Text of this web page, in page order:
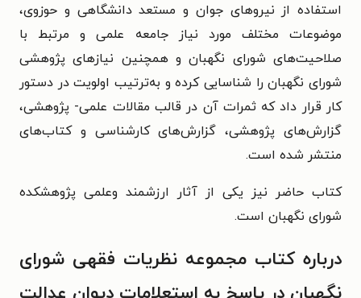
استفاده از نیروهای جوان و مستعد دانشگاهی و حوزوی،
موضوعات مختلف مورد نیاز جامعه‏ علمی و مرتبط با
صلاحیت‌‏های شورای نگهبان و همچنین نیازهای پژوهشی
شورای نگهبان را شناسایی کرده و به‏‌ترتیب اولویت در دستور
کار قرار داد که ثمرات آن در قالب مقالات علمی- پژوهشی،
گزارش‌‏های پژوهشی، گزارش‏‌های کارشناسی و کتاب‏‌های
منتشر شده است.
کتاب حاضر نیز یکی از آثار ارزشمند وعلمی پژوهشکده‏
شورای نگهبان است.
درباره کتاب مجموعه نظریات فقهی شورای